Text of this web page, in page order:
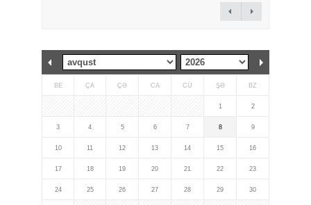
BE ÇA ÇƏ CA CÜ ŞƏ BZ
1 2
3 4 5 6 7 8 9
10 11 12 13 14 15 16
17 18 19 20 21 22 23
24 25 26 27 28 29 30